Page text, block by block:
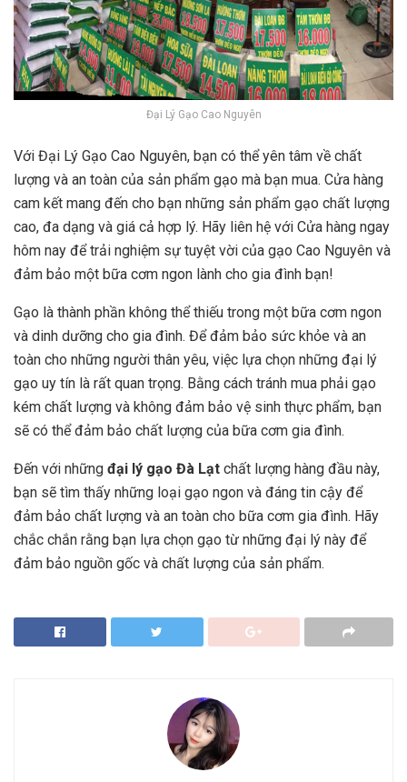
Đại Lý Gạo Cao Nguyên
Với Đại Lý Gạo Cao Nguyên, bạn có thể yên tâm về chất
lượng và an toàn của sản phẩm gạo mà bạn mua. Cửa hàng
cam kết mang đến cho bạn những sản phẩm gạo chất lượng
cao, đa dạng và giá cả hợp lý. Hãy liên hệ với Cửa hàng ngay
hôm nay để trải nghiệm sự tuyệt vời của gạo Cao Nguyên và
đảm bảo một bữa cơm ngon lành cho gia đình bạn!
Gạo là thành phần không thể thiếu trong một bữa cơm ngon
và dinh dưỡng cho gia đình. Để đảm bảo sức khỏe và an
toàn cho những người thân yêu, việc lựa chọn những đại lý
gạo uy tín là rất quan trọng. Bằng cách tránh mua phải gạo
kém chất lượng và không đảm bảo vệ sinh thực phẩm, bạn
sẽ có thể đảm bảo chất lượng của bữa cơm gia đình.
Đến với những đại lý gạo Đà Lạt chất lượng hàng đầu này,
bạn sẽ tìm thấy những loại gạo ngon và đáng tin cậy để
đảm bảo chất lượng và an toàn cho bữa cơm gia đình. Hãy
chắc chắn rằng bạn lựa chọn gạo từ những đại lý này để
đảm bảo nguồn gốc và chất lượng của sản phẩm.